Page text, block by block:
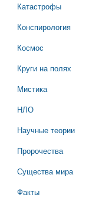
Катастрофы
Конспирология
Космос
Круги на полях
Мистика
НЛО
Научные теории
Пророчества
Существа мира
Факты